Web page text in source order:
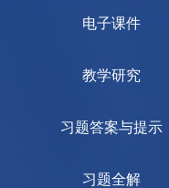
电子课件
教学研究
习题答案与提示
习题全解